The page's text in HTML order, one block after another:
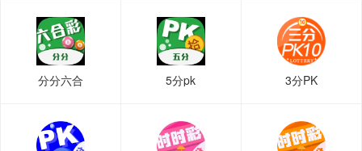
分分六合 5分pk 3分PK